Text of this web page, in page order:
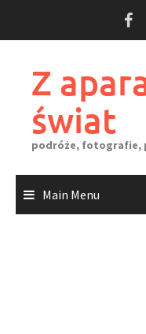
Z
świat
podróże, fotografie,
Main Menu